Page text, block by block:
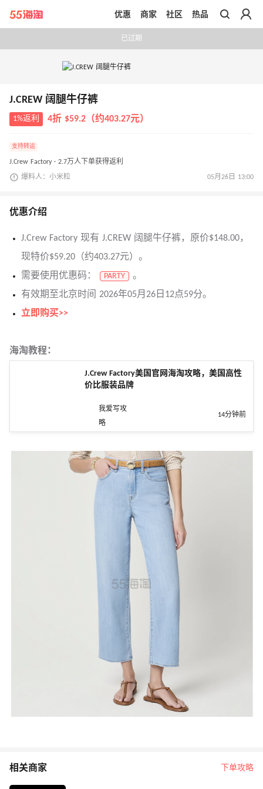
带你去官网买正品
优惠 商家 社区 热品
已过期
J.CREW 阔腿牛仔裤
1%返利 4折 $59.2（约403.27元）
支持转运
J.Crew Factory · 2.7万人下单获得返利
爆料人：小米粒 05月26日 13:00
优惠介绍
J.Crew Factory 现有 J.CREW 阔腿牛仔裤，原价$148.00，
现特价$59.20（约403.27元）。
需要使用优惠码：
PARTY
。
有效期至北京时间 2026年05月26日12点59分。
立即购买>>
海淘教程：
J.Crew Factory美国官网海淘攻略，美国高性
价比服装品牌
我爱写攻
略
14分钟前
相关商家 下单攻略